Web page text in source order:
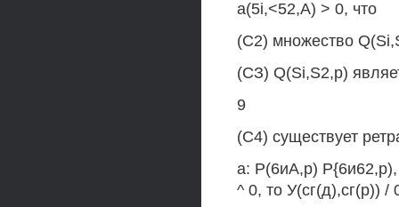
a(5i,<52,A) > 0, что
(С2) множество
(СЗ) Q(Si,S2,p)
9
(С4) существует
а: Р(6иА,р)
^ 0, то У(сг(д),сг(р)) /